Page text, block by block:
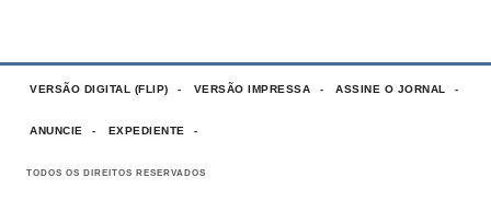
VERSÃO DIGITAL (FLIP) VERSÃO IMPRESSA ASSINE O JORNAL
ANUNCIE EXPEDIENTE
TODOS OS DIREITOS RESERVADOS